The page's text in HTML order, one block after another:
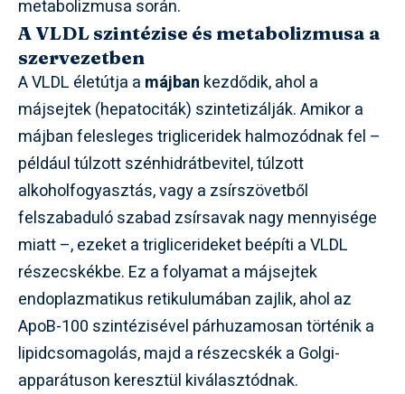
metabolizmusa során.
A VLDL szintézise és metabolizmusa a
szervezetben
A VLDL életútja a májban kezdődik, ahol a
májsejtek (hepatociták) szintetizálják. Amikor a
májban felesleges trigliceridek halmozódnak fel –
például túlzott szénhidrátbevitel, túlzott
alkoholfogyasztás, vagy a zsírszövetből
felszabaduló szabad zsírsavak nagy mennyisége
miatt –, ezeket a triglicerideket beépíti a VLDL
részecskékbe. Ez a folyamat a májsejtek
endoplazmatikus retikulumában zajlik, ahol az
ApoB-100 szintézisével párhuzamosan történik a
lipidcsomagolás, majd a részecskék a Golgi-
apparátuson keresztül kiválasztódnak.